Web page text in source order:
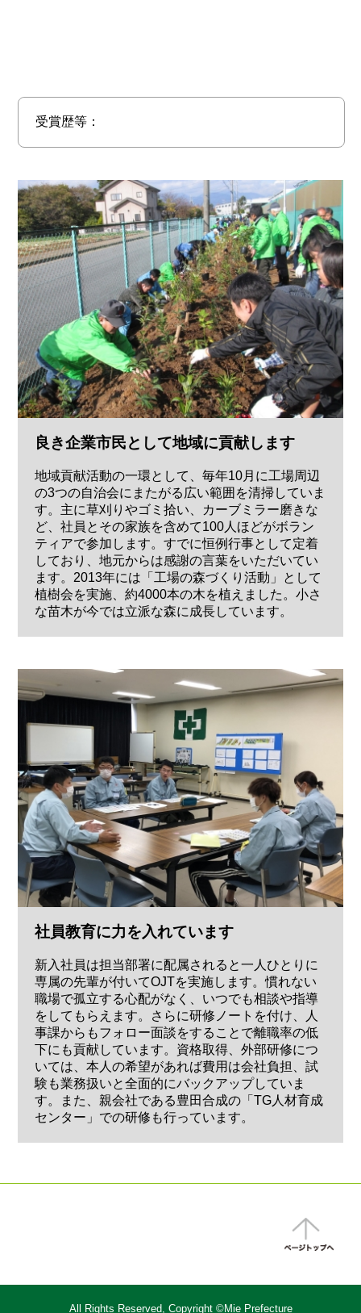
受賞歴等：
良き企業市民として地域に貢献します
地域貢献活動の一環として、毎年10月に工場周辺
の3つの自治会にまたがる広い範囲を清掃していま
す。主に草刈りやゴミ拾い、カーブミラー磨きな
ど、社員とその家族を含めて100人ほどがボラン
ティアで参加します。すでに恒例行事として定着
しており、地元からは感謝の言葉をいただいてい
ます。2013年には「工場の森づくり活動」として
植樹会を実施、約4000本の木を植えました。小さ
な苗木が今では立派な森に成長しています。
社員教育に力を入れています
新入社員は担当部署に配属されると一人ひとりに
専属の先輩が付いてOJTを実施します。慣れない
職場で孤立する心配がなく、いつでも相談や指導
をしてもらえます。さらに研修ノートを付け、人
事課からもフォロー面談をすることで離職率の低
下にも貢献しています。資格取得、外部研修につ
いては、本人の希望があれば費用は会社負担、試
験も業務扱いと全面的にバックアップしていま
す。また、親会社である豊田合成の「TG人材育成
センター」での研修も行っています。
All Rights Reserved, Copyright ©Mie Prefecture